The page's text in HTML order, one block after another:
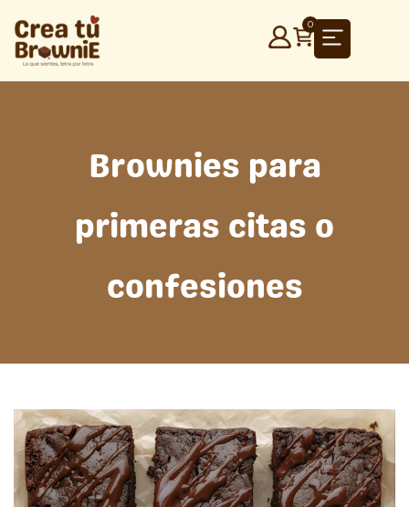
contenido
0
Brownies para
primeras citas o
confesiones